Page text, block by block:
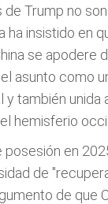
Trump no
ha insistido en
se apodere
asunto como
y también unida
hemisferio
en
de
de que